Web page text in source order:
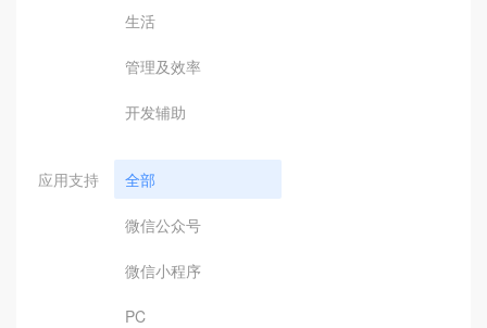
生活
管理及效率
开发辅助
应用支持 全部
微信公众号
微信小程序
PC